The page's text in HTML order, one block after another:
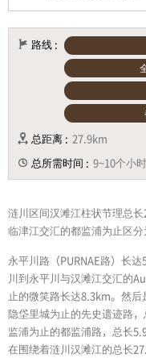
路线 :
总距离 : 27.9km
总所需时间 : 9~10个小时
涟川区间汉滩江柱状节理总
临津江交汇的都监浦为止区分
永平川路（PURNAE路）长
川到永平川与汉滩江交汇的
止的微笑路长达8.3km。然
隐垈里城为止的先史遗迹路
监浦为止的都监浦路，总长
在围绕着涟川汉滩江的总长